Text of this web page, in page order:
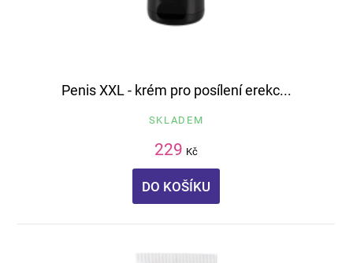
Penis XXL - krém pro posílení erekc...
SKLADEM
229 Kč
DO KOŠÍKU